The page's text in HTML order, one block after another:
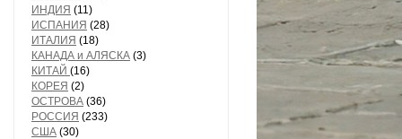
ИНДИЯ (11)
ИСПАНИЯ (28)
ИТАЛИЯ (18)
КАНАДА и АЛЯСКА (3)
КИТАЙ (16)
КОРЕЯ (2)
ОСТРОВА (36)
РОССИЯ (233)
США (30)